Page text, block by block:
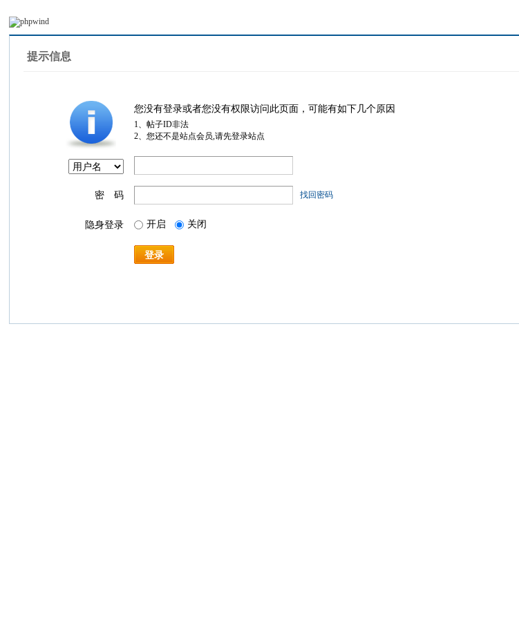
提示信息
您没有登录或者您没有权限访问此页面，可能有如下几个原因
1、帖子ID非法
2、您还不是站点会员,请先登录站点
密 码 找回密码
隐身登录 开启 关闭
登录